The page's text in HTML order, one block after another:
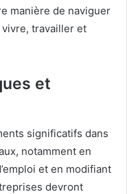
manière de naviguer
travailler et
et
significatifs dans
notamment en
et en modifiant
devront